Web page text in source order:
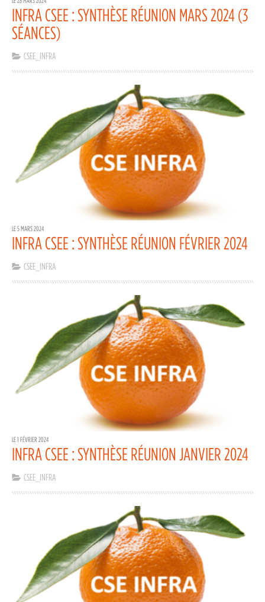
INFRA CSEE : SYNTHÈSE RÉUNION MARS 2024 (3
SÉANCES)
CSEE_INFRA
LE 5 MARS 2024
INFRA CSEE : SYNTHÈSE RÉUNION FÉVRIER 2024
CSEE_INFRA
LE 1 FÉVRIER 2024
INFRA CSEE : SYNTHÈSE RÉUNION JANVIER 2024
CSEE_INFRA